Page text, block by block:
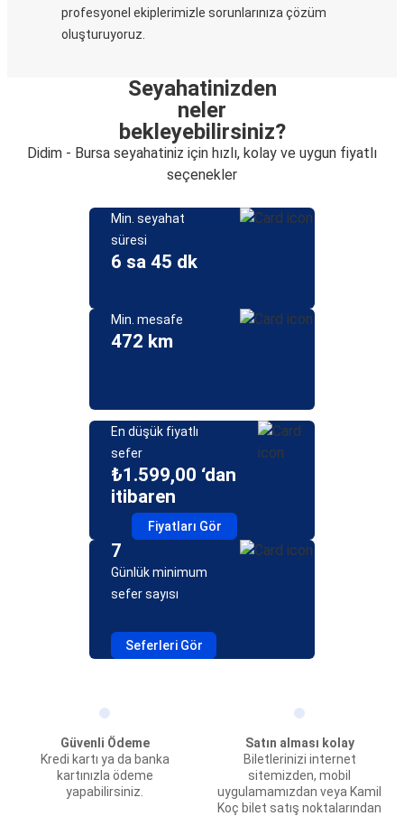
profesyonel ekiplerimizle sorunlarınıza çözüm
oluşturuyoruz.
Seyahatinizden
neler
bekleyebilirsiniz?
Didim - Bursa seyahatiniz için hızlı, kolay ve uygun fiyatlı
seçenekler
Min. seyahat
süresi
6 sa 45 dk
Min. mesafe
472 km
En düşük fiyatlı
sefer
₺1.599,00 ‘dan
itibaren
Fiyatları Gör
7
Günlük minimum
sefer sayısı
Seferleri Gör
Güvenli Ödeme
Kredi kartı ya da banka
kartınızla ödeme
yapabilirsiniz.
Satın alması kolay
Biletlerinizi internet
sitemizden, mobil
uygulamamızdan veya Kamil
Koç bilet satış noktalarından